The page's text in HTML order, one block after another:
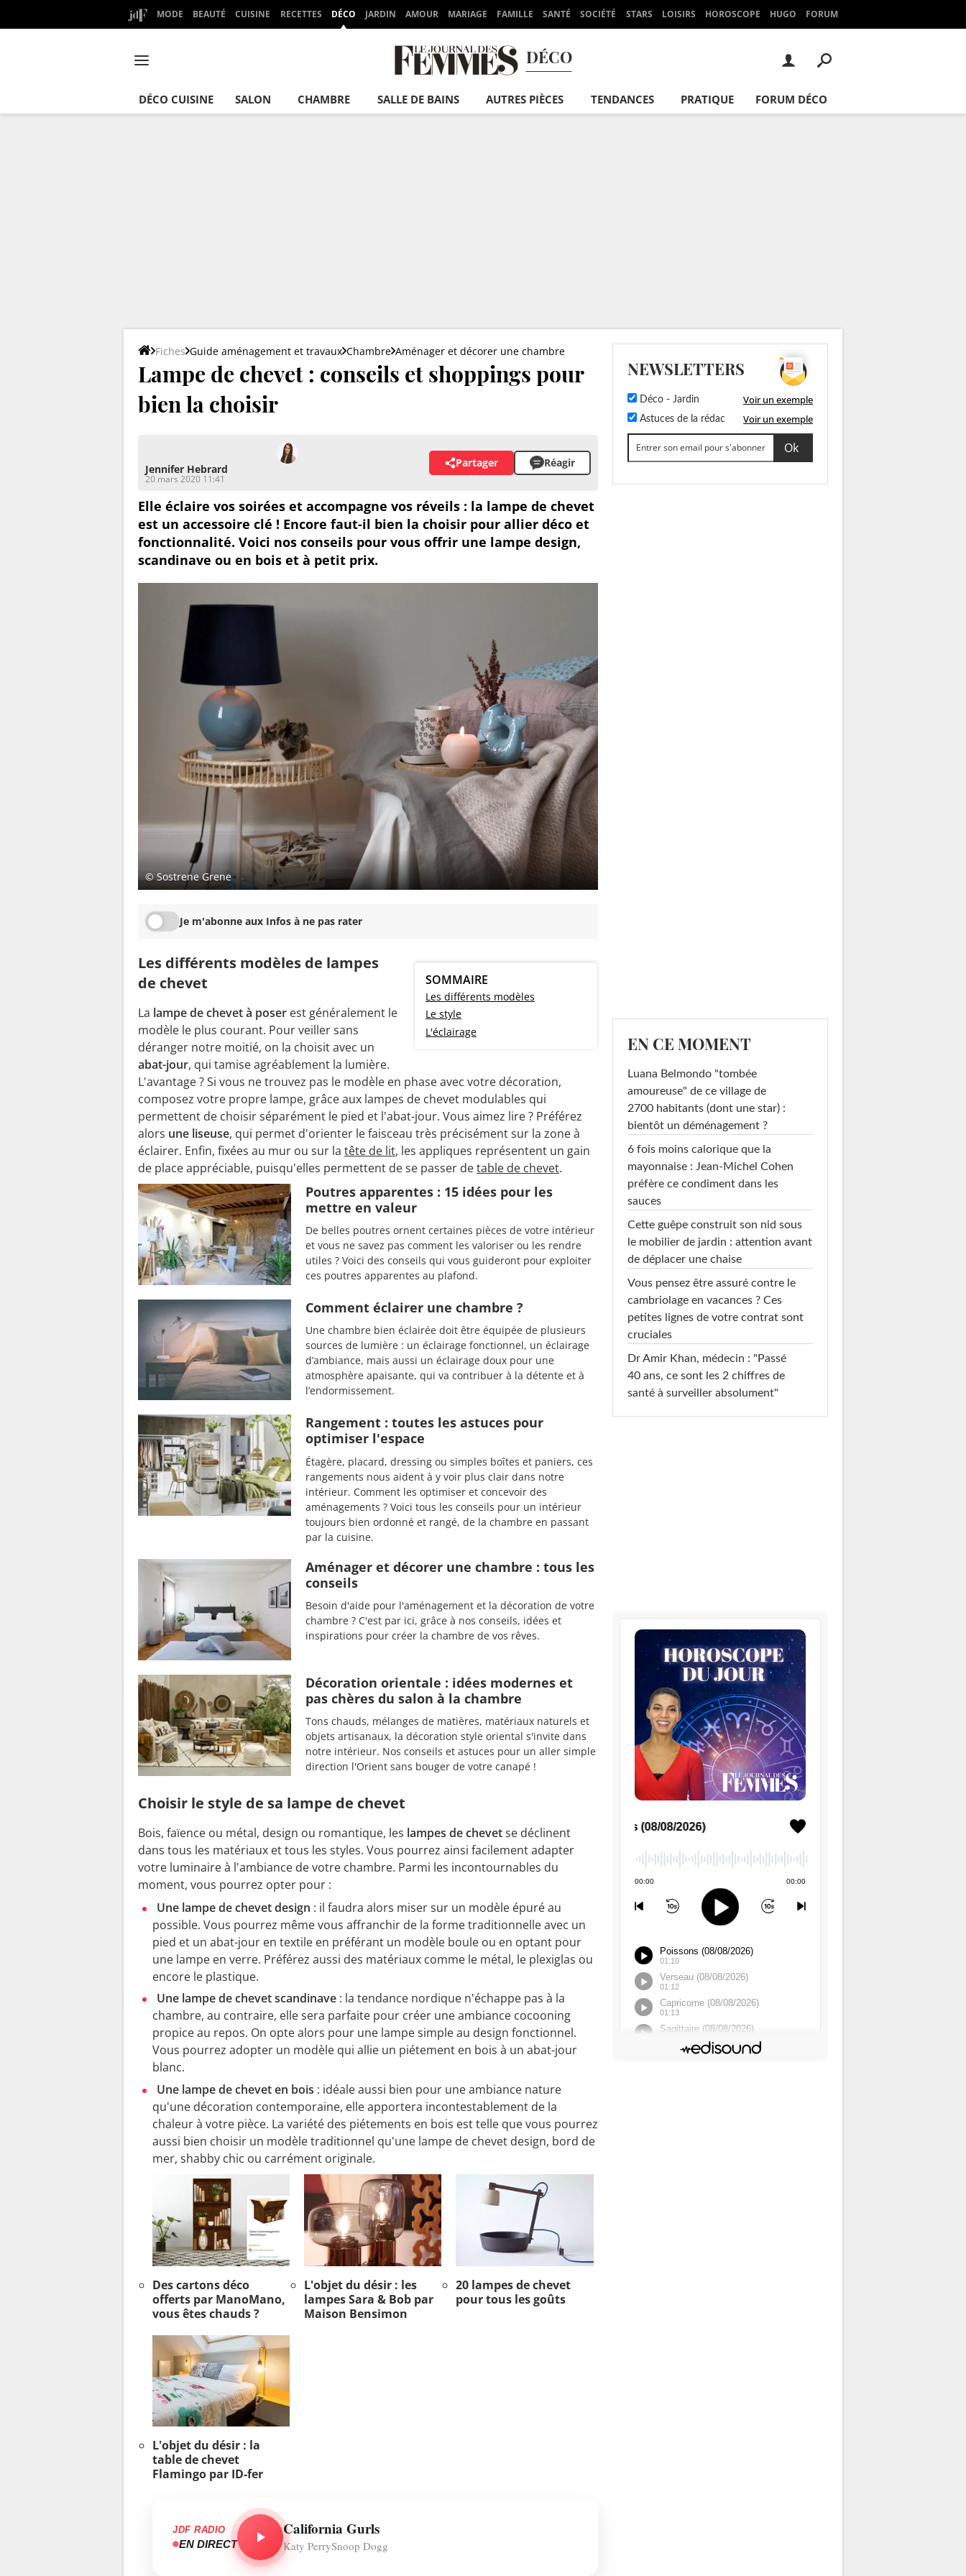
MODE BEAUTÉ CUISINE RECETTES DÉCO JARDIN AMOUR MARIAGE FAMILLE SANTÉ SOCIÉTÉ STARS LOISIRS HOROSCOPE HUGO FORUM
DÉCO
DÉCO CUISINE SALON CHAMBRE SALLE DE BAINS AUTRES PIÈCES TENDANCES PRATIQUE FORUM DÉCO
Fiches Guide aménagement et travaux Chambre Aménager et décorer une chambre
Lampe de chevet : conseils et shoppings pour
bien la choisir
Jennifer Hebrard
20 mars 2020 11:41
Partager Réagir
Elle éclaire vos soirées et accompagne vos réveils : la lampe de chevet
est un accessoire clé ! Encore faut-il bien la choisir pour allier déco et
fonctionnalité. Voici nos conseils pour vous offrir une lampe design,
scandinave ou en bois et à petit prix.
© Sostrene Grene
Je m'abonne aux Infos à ne pas rater
SOMMAIRE
Les différents modèles
Le style
L'éclairage
Les différents modèles de lampes
de chevet
La lampe de chevet à poser est généralement le
modèle le plus courant. Pour veiller sans
déranger notre moitié, on la choisit avec un
abat-jour, qui tamise agréablement la lumière.
L'avantage ? Si vous ne trouvez pas le modèle en phase avec votre décoration,
composez votre propre lampe, grâce aux lampes de chevet modulables qui
permettent de choisir séparément le pied et l'abat-jour. Vous aimez lire ? Préférez
alors une liseuse, qui permet d'orienter le faisceau très précisément sur la zone à
éclairer. Enfin, fixées au mur ou sur la tête de lit, les appliques représentent un gain
de place appréciable, puisqu'elles permettent de se passer detable de chevet.
Poutres apparentes : 15 idées pour les
mettre en valeur
De belles poutres ornent certaines pièces de votre intérieur
et vous ne savez pas comment les valoriser ou les rendre
utiles ? Voici des conseils qui vous guideront pour exploiter
ces poutres apparentes au plafond.
Comment éclairer une chambre ?
Une chambre bien éclairée doit être équipée de plusieurs
sources de lumière : un éclairage fonctionnel, un éclairage
d’ambiance, mais aussi un éclairage doux pour une
atmosphère apaisante, qui va contribuer à la détente et à
l’endormissement.
Rangement : toutes les astuces pour
optimiser l'espace
Étagère, placard, dressing ou simples boîtes et paniers, ces
rangements nous aident à y voir plus clair dans notre
intérieur. Comment les optimiser et concevoir des
aménagements ? Voici tous les conseils pour un intérieur
toujours bien ordonné et rangé, de la chambre en passant
par la cuisine.
Aménager et décorer une chambre : tous les
conseils
Besoin d'aide pour l'aménagement et la décoration de votre
chambre ? C'est par ici, grâce à nos conseils, idées et
inspirations pour créer la chambre de vos rêves.
Décoration orientale : idées modernes et
pas chères du salon à la chambre
Tons chauds, mélanges de matières, matériaux naturels et
objets artisanaux, la décoration style oriental s'invite dans
notre intérieur. Nos conseils et astuces pour un aller simple
direction l'Orient sans bouger de votre canapé !
Choisir le style de sa lampe de chevet
Bois, faïence ou métal, design ou romantique, les lampes de chevetse déclinent
dans tous les matériaux et tous les styles. Vous pourrez ainsi facilement adapter
votre luminaire à l'ambiance de votre chambre. Parmi les incontournables du
moment, vous pourrez opter pour :
Une lampe de chevet design : il faudra alors miser sur un modèle épuré au
possible. Vous pourrez même vous affranchir de la forme traditionnelle avec un
pied et un abat-jour en textile en préférant un modèle boule ou en optant pour
une lampe en verre. Préférez aussi des matériaux comme le métal, le plexiglas ou
encore le plastique.
Une lampe de chevet scandinave : la tendance nordique n'échappe pas à la
chambre, au contraire, elle sera parfaite pour créer une ambiance cocooning
propice au repos. On opte alors pour une lampe simple au design fonctionnel.
Vous pourrez adopter un modèle qui allie un piétement en bois à un abat-jour
blanc.
Une lampe de chevet en bois : idéale aussi bien pour une ambiance nature
qu'une décoration contemporaine, elle apportera incontestablement de la
chaleur à votre pièce. La variété des piétements en bois est telle que vous pourrez
aussi bien choisir un modèle traditionnel qu'une lampe de chevet design, bord de
mer, shabby chic ou carrément originale.
Des cartons déco
offerts par ManoMano,
vous êtes chauds ?
L'objet du désir : les
lampes Sara & Bob par
Maison Bensimon
20 lampes de chevet
pour tous les goûts
L'objet du désir : la
table de chevet
Flamingo par ID-fer
JDF RADIO
EN DIRECT
California Gurls
Katy PerrySnoop Dogg
NEWSLETTERS
Déco - Jardin Voir un exemple
Astuces de la rédac Voir un exemple
EN CE MOMENT
Luana Belmondo "tombée
amoureuse" de ce village de
2700 habitants (dont une star) :
bientôt un déménagement ?
6 fois moins calorique que la
mayonnaise : Jean-Michel Cohen
préfère ce condiment dans les
sauces
Cette guêpe construit son nid sous
le mobilier de jardin : attention avant
de déplacer une chaise
Vous pensez être assuré contre le
cambriolage en vacances ? Ces
petites lignes de votre contrat sont
cruciales
Dr Amir Khan, médecin : "Passé
40 ans, ce sont les 2 chiffres de
santé à surveiller absolument"